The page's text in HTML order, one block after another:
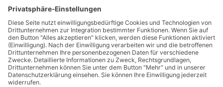
Wie hoch sind die Betriebskosten und was kann ich
sparen?
Tipps zum Kauf für Klimaanlagen
Was ist beim Kauf von Klimageräten zu beachten?
Vorurteile gegenüber
Klimaanlagen?
Moderne Klimageräte sorgen für perfektes